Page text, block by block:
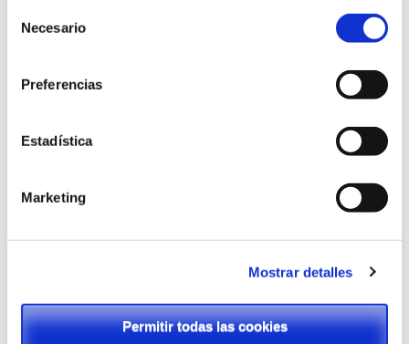
Necesario
Preferencias
Estadística
Marketing
Mostrar detalles
Permitir todas las cookies
AUTORIZACIÓN CONVIVENCIA DEPORTIVA 3º ESO
Campaña Manos Unidas 2026
1º y 2º ESO-Viaje a la nieve
Circular Inmaculada, San Silvestre y Campaña Solidaria
DESCARGA
Comunicado uniformes 13-10-2025 DESCARGA